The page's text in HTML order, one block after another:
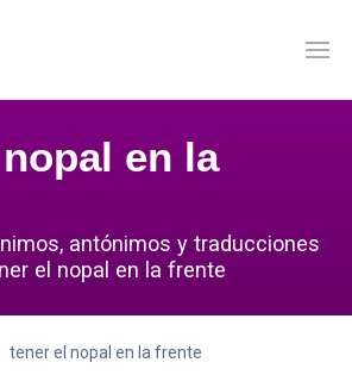
en la
antónimos y traducciones
el nopal en la frente
tener el nopal en la frente